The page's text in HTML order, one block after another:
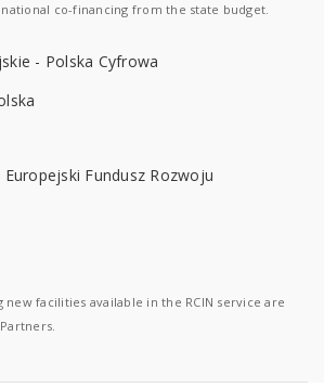
co-financing from the state budget.
facilities available in the RCIN service are